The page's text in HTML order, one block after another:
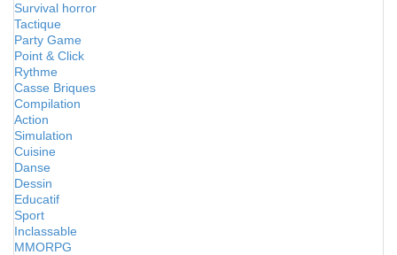
Survival horror
Tactique
Party Game
Point & Click
Rythme
Casse Briques
Compilation
Action
Simulation
Cuisine
Danse
Dessin
Educatif
Sport
Inclassable
MMORPG